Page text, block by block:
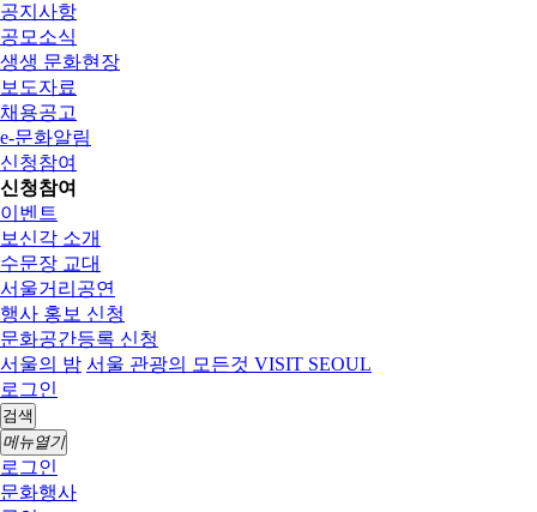
공지사항
공모소식
생생 문화현장
보도자료
채용공고
e-문화알림
신청참여
신청참여
이벤트
보신각 소개
수문장 교대
서울거리공연
행사 홍보 신청
문화공간등록 신청
서울의 밤 서울 관광의 모든것 VISIT SEOUL
로그인
검색
메뉴열기
로그인
문화행사